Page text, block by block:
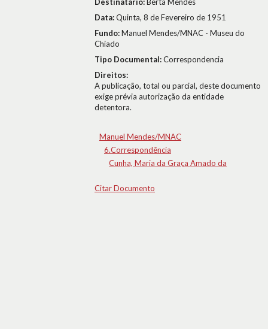
Data:Quinta, 8 de Fevereiro de 1951
Fundo:Manuel Mendes/MNAC - Museu do
Chiado
Tipo Documental:Correspondencia
Direitos:
A publicação, total ou parcial, deste documento
exige prévia autorização da entidade
detentora.
Manuel Mendes/MNAC
6.Correspondência
Cunha, Maria da Graça Amado da
Citar Documento